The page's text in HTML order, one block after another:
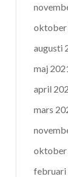
oktober
augusti
maj
april
mars
oktober
februari